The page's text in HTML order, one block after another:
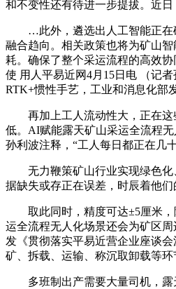
和不变性还有待进一步提拔。近日
…此外，遴选出人工智能正在矿
融合趋向。相关政策也将为矿山
耗。确保了整个采运流程的高效
使 用人平易近网4月15日电 （记
RTK+惯性手艺，工业和消息化部
再加上工人流动性大，正在这
低。AI赋能露天矿山采运全流程
孙利波注释，“工人每日都正在几
无力鞭策矿山行业实现绿色化
据缺失或存正在误差，时辰着他们
取此同时，精度可达±5厘米，
运全流程无人化场景还会为矿区
发《贯彻落实平易近营企业座谈
矿、拆载、运输、称沉取卸载等
多班制出产需要大量司机，露天